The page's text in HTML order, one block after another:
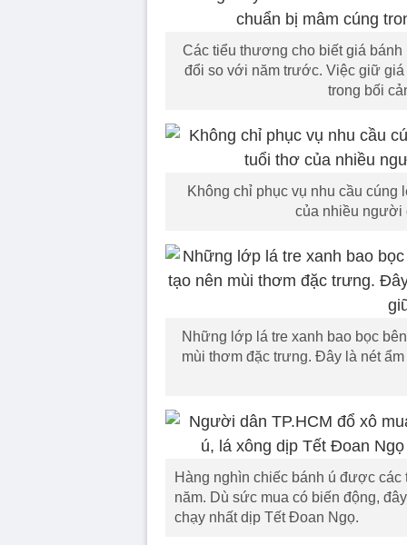
Các tiểu thương cho biết giá
đổi so với năm trước. Việc giữ
trong bối
Không chỉ phục vụ nhu cầu
của nhiều người
Những lớp lá tre xanh bao bọc
mùi thơm đặc trưng. Đây là nét
Hàng nghìn chiếc bánh ú được
năm. Dù sức mua có biến động,
chạy nhất dịp Tết Đoan Ngọ.